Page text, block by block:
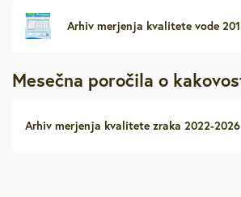
Arhiv merjenja kvalitete vode
Mesečna poročila o
Arhiv merjenja kvalitete zraka 2022-2026